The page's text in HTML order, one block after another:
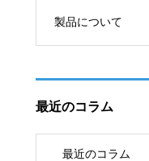
製品について
最近のコラム
最近のコラム